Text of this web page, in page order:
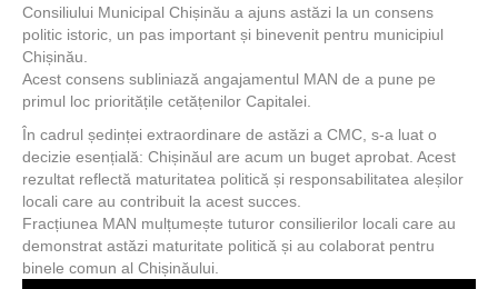
Consiliului Municipal Chișinău a ajuns astăzi la un consens
politic istoric, un pas important și binevenit pentru municipiul
Chișinău.
Acest consens subliniază angajamentul MAN de a pune pe
primul loc prioritățile cetățenilor Capitalei.
În cadrul ședinței extraordinare de astăzi a CMC, s-a luat o
decizie esențială: Chișinăul are acum un buget aprobat. Acest
rezultat reflectă maturitatea politică și responsabilitatea aleșilor
locali care au contribuit la acest succes.
Fracțiunea MAN mulțumește tuturor consilierilor locali care au
demonstrat astăzi maturitate politică și au colaborat pentru
binele comun al Chișinăului.